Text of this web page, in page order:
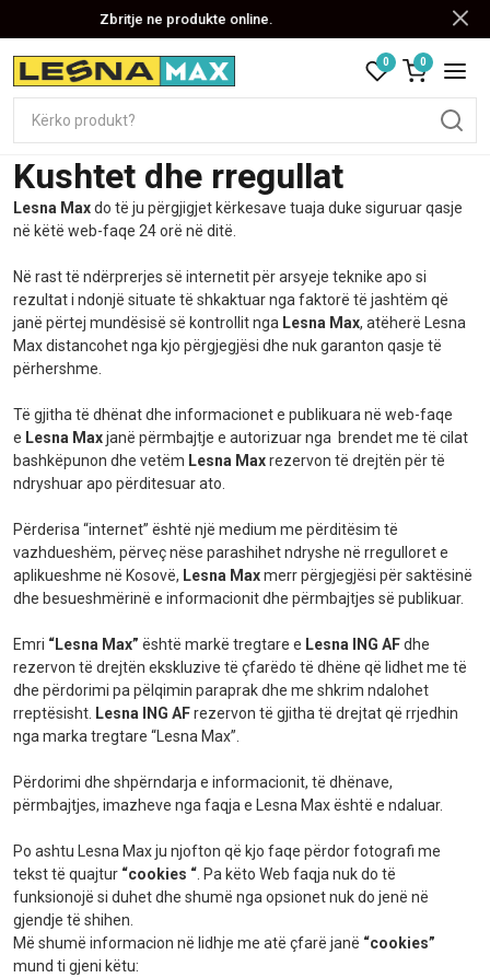
Zbritje ne produkte online.
0 0
Kushtet dhe rregullat
Lesna Maxdo të ju përgjigjet kërkesave tuaja duke siguruar qasje
në këtë web-faqe 24 orë në ditë.
Në rast të ndërprerjes së internetit për arsyeje teknike apo si
rezultat i ndonjë situate të shkaktuar nga faktorë të jashtëm që
janë përtej mundësisë së kontrollit nga Lesna Max, atëherë Lesna
Max distancohet nga kjo përgjegjësi dhe nuk garanton qasje të
përhershme.
Të gjitha të dhënat dhe informacionet e publikuara në web-faqe
e Lesna Maxjanë përmbajtje e autorizuar nga brendet me të cilat
bashkëpunon dhe vetëm Lesna Maxrezervon të drejtën për të
ndryshuar apo përditesuar ato.
Përderisa “internet” është një medium me përditësim të
vazhdueshëm, përveç nëse parashihet ndryshe në rregulloret e
aplikueshme në Kosovë, Lesna Maxmerr përgjegjësi për saktësinë
dhe besueshmërinë e informacionit dhe përmbajtjes së publikuar.
Emri “Lesna Max” është markë tregtare e Lesna ING AFdhe
rezervon të drejtën ekskluzive të çfarëdo të dhëne që lidhet me të
dhe përdorimi pa pëlqimin paraprak dhe me shkrim ndalohet
rreptësisht. Lesna ING AFrezervon të gjitha të drejtat që rrjedhin
nga marka tregtare “Lesna Max”.
Përdorimi dhe shpërndarja e informacionit, të dhënave,
përmbajtjes, imazheve nga faqja e Lesna Max është e ndaluar.
Po ashtu Lesna Max ju njofton që kjo faqe përdor fotografi me
tekst të quajtur “cookies “ . Pa këto Web faqja nuk do të
funksionojë si duhet dhe shumë nga opsionet nuk do jenë në
gjendje të shihen.
Më shumë informacion në lidhje me atë çfarë janë “cookies”
mund ti gjeni këtu: